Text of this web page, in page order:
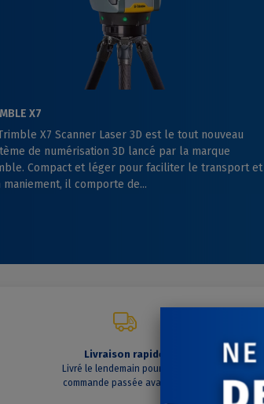
X7
X7 Scanner Laser 3D est le tout nouveau
de numérisation 3D lancé par la marque
Compact et léger pour faciliter le transport et
maniement, il comporte de...
Livraison rapide
Livré le lendemain pour toute
commande passée avant 14h